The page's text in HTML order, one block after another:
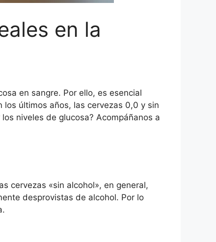
en la
en sangre. Por ello, es esencial
últimos años, las cervezas 0,0 y sin
niveles de glucosa? Acompáñanos a
cervezas «sin alcohol», en general,
desprovistas de alcohol. Por lo